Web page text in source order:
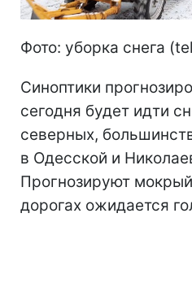
Фото: уборка снега
Синоптики
сегодня будет идти
северных,
в Одесской и
Прогнозируют мокрый
дорогах ожидается